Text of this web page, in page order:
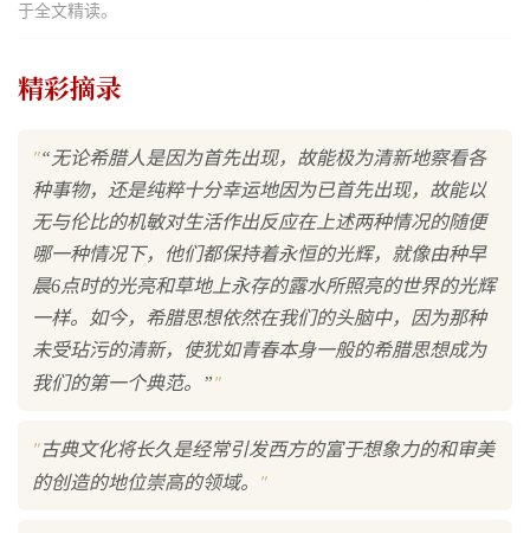
于全文精读。
精彩摘录
"“无论希腊人是因为首先出现，故能极为清新地察看各
种事物，还是纯粹十分幸运地因为已首先出现，故能以
无与伦比的机敏对生活作出反应在上述两种情况的随便
哪一种情况下，他们都保持着永恒的光辉，就像由种早
晨6点时的光亮和草地上永存的露水所照亮的世界的光辉
一样。如今，希腊思想依然在我们的头脑中，因为那种
未受玷污的清新，使犹如青春本身一般的希腊思想成为
我们的第一个典范。”"
"古典文化将长久是经常引发西方的富于想象力的和审美
的创造的地位崇高的领域。
"